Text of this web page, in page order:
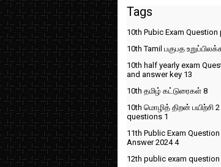
Tags
10th Pubic Exam Question
10th Tamil பகுபத
10th half yearly exam
and answer key 13
10th தமிழ் கட்டுரைகள் 8
10th மொழித் திறன் பயிற்சி
questions 1
11th Public Exam
Answer 20244
12th public exam